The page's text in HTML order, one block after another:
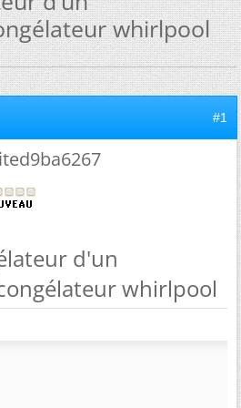
whirlpool
#1
d'un
whirlpool